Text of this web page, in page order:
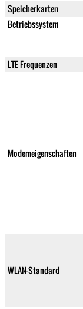
Speicherkarten
Betriebssystem
LTE Frequenzen
Modemeigenschaften
WLAN-Standard